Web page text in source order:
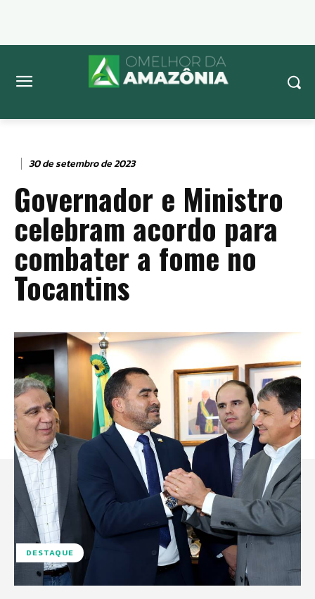
30 de setembro de 2023
Governador e Ministro
celebram acordo para
combater a fome no
Tocantins
DESTAQUE